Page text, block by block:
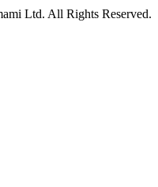
Ltd. All Rights Reserved.